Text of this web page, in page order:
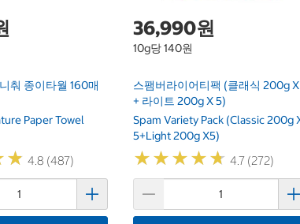
춰 종이타월 160매
Paper Towel
★
★ 4.8 (487)
36,990원
10g당 140원
스팸버라이어티팩 (클래식 200g
+ 라이트 200g X 5)
Spam Variety Pack (Classic 200g
5+Light 200g X5)
★★★★★
★★★★★ 4.7 (272)